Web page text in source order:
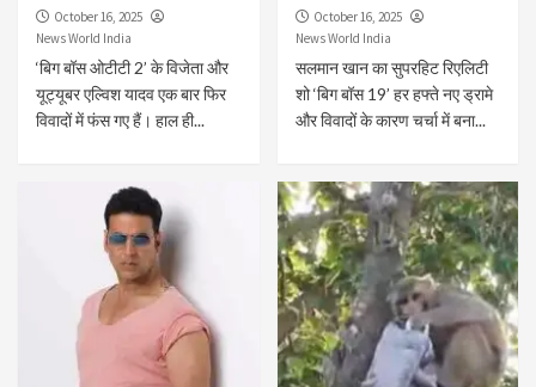
October 16, 2025
News World India
‘बिग बॉस ओटीटी 2’ के विजेता और
यूट्यूबर एल्विश यादव एक बार फिर
विवादों में फंस गए हैं। हाल ही...
October 16, 2025
News World India
सलमान खान का सुपरहिट रिएलिटी
शो ‘बिग बॉस 19’ हर हफ्ते नए ड्रामे
और विवादों के कारण चर्चा में बना...